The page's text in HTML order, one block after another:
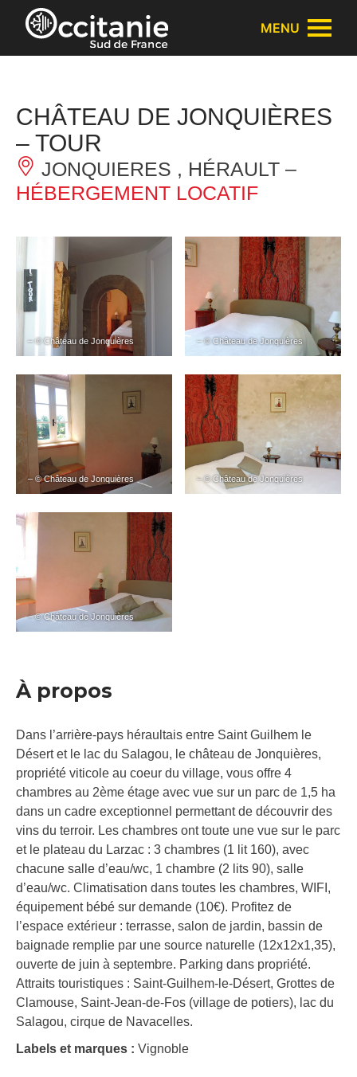
Panneau de gestion des cookies
MENU
CHÂTEAU DE JONQUIÈRES
– TOUR
JONQUIERES , HÉRAULT –
HÉBERGEMENT LOCATIF
– © Château de Jonquières – © Château de Jonquières
– © Château de Jonquières – © Château de Jonquières
– © Château de Jonquières
À propos
Dans l’arrière-pays héraultais entre Saint Guilhem le
Désert et le lac du Salagou, le château de Jonquières,
propriété viticole au coeur du village, vous offre 4
chambres au 2ème étage avec vue sur un parc de 1,5 ha
dans un cadre exceptionnel permettant de découvrir des
vins du terroir. Les chambres ont toute une vue sur le parc
et le plateau du Larzac : 3 chambres (1 lit 160), avec
chacune salle d’eau/wc, 1 chambre (2 lits 90), salle
d’eau/wc. Climatisation dans toutes les chambres, WIFI,
équipement bébé sur demande (10€). Profitez de
l’espace extérieur : terrasse, salon de jardin, bassin de
baignade remplie par une source naturelle (12x12x1,35),
ouverte de juin à septembre. Parking dans propriété.
Attraits touristiques : Saint-Guilhem-le-Désert, Grottes de
Clamouse, Saint-Jean-de-Fos (village de potiers), lac du
Salagou, cirque de Navacelles.
Labels et marques : Vignoble